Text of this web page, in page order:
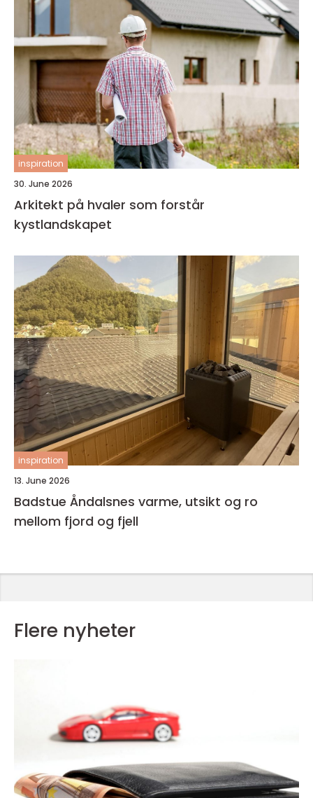
inspiration
30. June 2026
Arkitekt på hvaler som forstår
kystlandskapet
inspiration
13. June 2026
Badstue Åndalsnes varme, utsikt og ro
mellom fjord og fjell
Flere nyheter